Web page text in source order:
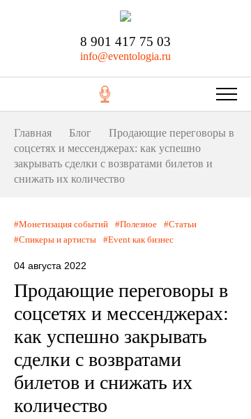
8 901 417 75 03
info@eventologia.ru
Главная Блог
Продающие переговоры в
соцсетях и мессенджерах: как успешно
закрывать сделки с возвратами билетов и
снижать их количество
Монетизация событий Полезное
Статьи
Спикеры и артисты
Event как бизнес
04 августа 2022
Продающие переговоры в
соцсетях и мессенджерах:
как успешно закрывать
сделки с возвратами
билетов и снижать их
количество